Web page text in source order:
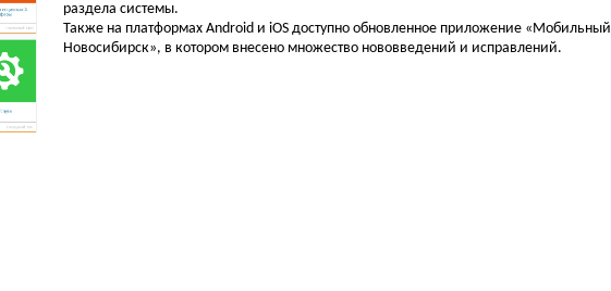
раздела системы.
Также на платформах Android и iOS доступно обновленное приложение «Мобильный
Новосибирск», в котором внесено множество нововведений и исправлений.